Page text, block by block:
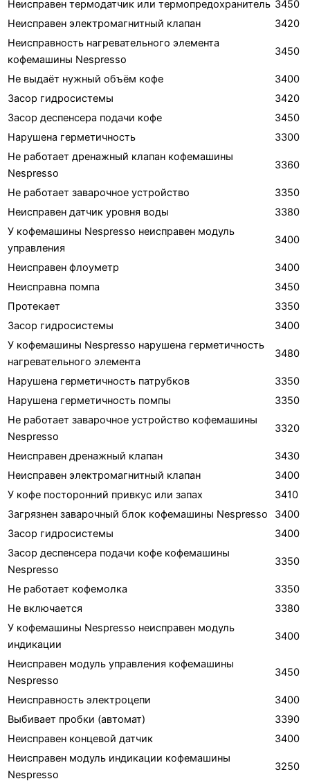
Неисправен термодатчик или термопредохранитель 3450
Неисправен электромагнитный клапан
3420
Неисправность нагревательного элемента
кофемашины Nespresso
3450
Не выдаёт нужный объём кофе
3400
Засор гидросистемы
3420
Засор деспенсера подачи кофе
3450
Нарушена герметичность
3300
Не работает дренажный клапан кофемашины
Nespresso
3360
Не работает заварочное устройство
3350
Неисправен датчик уровня воды
3380
У кофемашины Nespresso неисправен модуль
управления
3400
Неисправен флоуметр
3400
Неисправна помпа
3450
Протекает
3350
Засор гидросистемы
3400
У кофемашины Nespresso нарушена герметичность
нагревательного элемента
3480
Нарушена герметичность патрубков
3350
Нарушена герметичность помпы
3350
Не работает заварочное устройство кофемашины
Nespresso
3320
Неисправен дренажный клапан
3430
Неисправен электромагнитный клапан
3400
У кофе посторонний привкус или запах
3410
Загрязнен заварочный блок кофемашины Nespresso
3400
Засор гидросистемы
3400
Засор деспенсера подачи кофе кофемашины
Nespresso
3350
Не работает кофемолка
3350
Не включается
3380
У кофемашины Nespresso неисправен модуль
индикации
3400
Неисправен модуль управления кофемашины
Nespresso
3450
Неисправность электроцепи
3400
Выбивает пробки (автомат)
3390
Неисправен концевой датчик
3400
Неисправен модуль индикации кофемашины
Nespresso
3250